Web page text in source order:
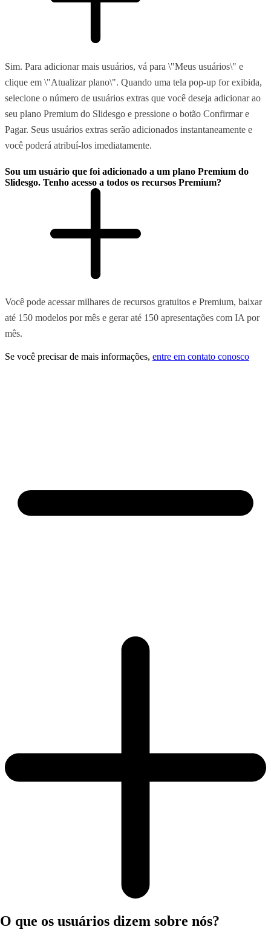
Sim. Para adicionar mais usuários, vá para \"Meus usuários\" e
clique em \"Atualizar plano\". Quando uma tela pop-up for exibida,
selecione o número de usuários extras que você deseja adicionar ao
seu plano Premium do Slidesgo e pressione o botão Confirmar e
Pagar. Seus usuários extras serão adicionados instantaneamente e
você poderá atribuí-los imediatamente.
Sou um usuário que foi adicionado a um plano Premium do
Slidesgo. Tenho acesso a todos os recursos Premium?
Você pode acessar milhares de recursos gratuitos e Premium, baixar
até 150 modelos por mês e gerar até 150 apresentações com IA por
mês.
Se você precisar de mais informações, entre em contato conosco
O que os usuários dizem sobre nós?